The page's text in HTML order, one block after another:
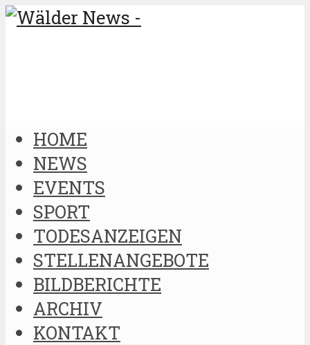
HOME
NEWS
EVENTS
SPORT
TODESANZEIGEN
STELLENANGEBOTE
BILDBERICHTE
ARCHIV
KONTAKT